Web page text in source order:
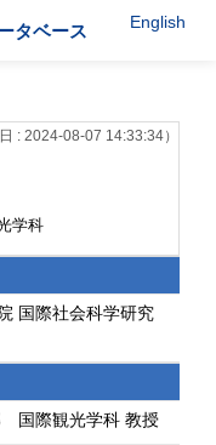
タベース English
: 2024-08-07 14:33:34）
学科
国際社会科学研究
国際観光学科 教授